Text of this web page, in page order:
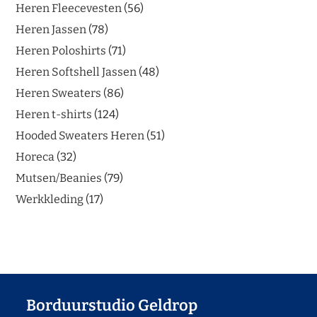
Heren Fleecevesten 56
Heren Jassen 78
Heren Poloshirts 71
Heren Softshell Jassen 48
Heren Sweaters 86
Heren t-shirts 124
Hooded Sweaters Heren 51
Horeca 32
Mutsen/Beanies 79
Werkkleding 17
Borduurstudio Geldrop